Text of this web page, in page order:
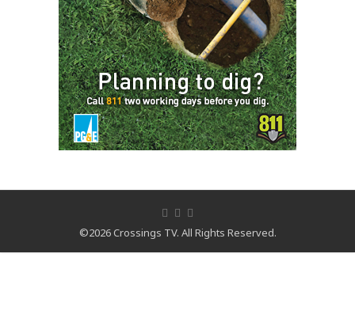
©2026 Crossings TV. All Rights Reserved.